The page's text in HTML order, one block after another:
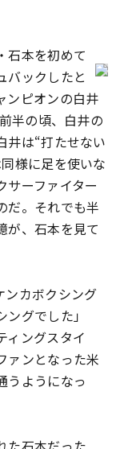
石本を初めて
バックしたと
ンピオンの白井
半の頃、白井の
井は“打たせない
様に足を使いな
サーファイター
だ。それでも半
が、石本を見て
ンカボクシング
グでした」
ィングスタイ
ァンとなった米
うようになっ